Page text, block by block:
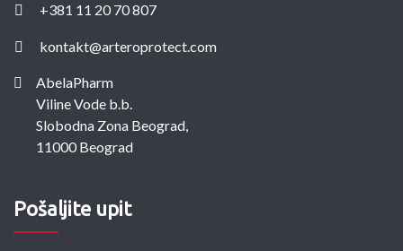
+381 11 20 70 807
kontakt@arteroprotect.com
AbelaPharm
Viline Vode b.b.
Slobodna Zona Beograd,
11000 Beograd
Pošaljite upit